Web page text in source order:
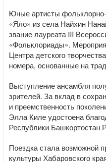
Юные артисты
«Яло» из села Найхин
звание лауреата III
«Фольклориады».
Центра детского
номера, основанные на
Выступление ансамбля
зрителей. За вклад в
и преемственность
Элла Киле удостоена
Республики Башкортостан
Поездка стала возможной
культуры Хабаровского